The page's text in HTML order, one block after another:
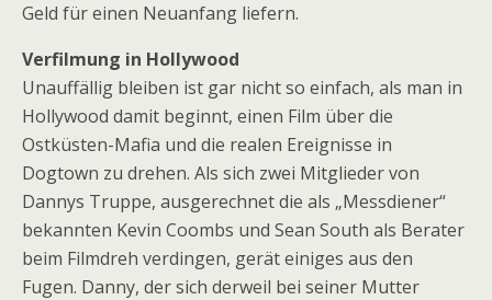
Geld für einen Neuanfang liefern.
Verfilmung in Hollywood
Unauffällig bleiben ist gar nicht so einfach, als man in
Hollywood damit beginnt, einen Film über die
Ostküsten-Mafia und die realen Ereignisse in
Dogtown zu drehen. Als sich zwei Mitglieder von
Dannys Truppe, ausgerechnet die als „Messdiener“
bekannten Kevin Coombs und Sean South als Berater
beim Filmdreh verdingen, gerät einiges aus den
Fugen. Danny, der sich derweil bei seiner Mutter